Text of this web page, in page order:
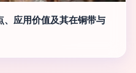
应用价值及其在铜带与